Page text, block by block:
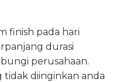
finish pada hari
durasi
perusahaan.
diinginkan anda